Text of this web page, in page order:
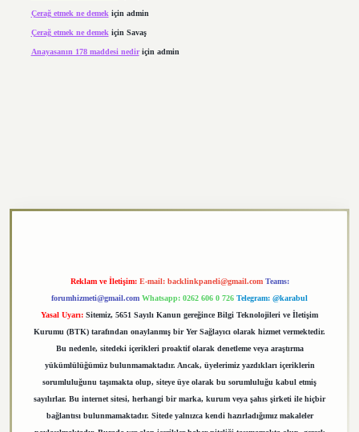
Çerağ etmek ne demekiçin admin
Çerağ etmek ne demek için Savaş
Anayasanın 178 maddesi nediriçin admin
Reklam ve İletişim: E-mail: backlinkpaneli@gmail.com Teams:
forumhizmeti@gmail.com Whatsapp: 0262 606 0 726 Telegram: @karabul
Yasal Uyarı: Sitemiz, 5651 Sayılı Kanun gereğince Bilgi Teknolojileri ve İletişim
Kurumu (BTK) tarafından onaylanmış bir Yer Sağlayıcı olarak hizmet vermektedir.
Bu nedenle, sitedeki içerikleri proaktif olarak denetleme veya araştırma
yükümlülüğümüz bulunmamaktadır. Ancak, üyelerimiz yazdıkları içeriklerin
sorumluluğunu taşımakta olup, siteye üye olarak bu sorumluluğu kabul etmiş
sayılırlar. Bu internet sitesi, herhangi bir marka, kurum veya şahıs şirketi ile hiçbir
bağlantısı bulunmamaktadır. Sitede yalnızca kendi hazırladığımız makaleler